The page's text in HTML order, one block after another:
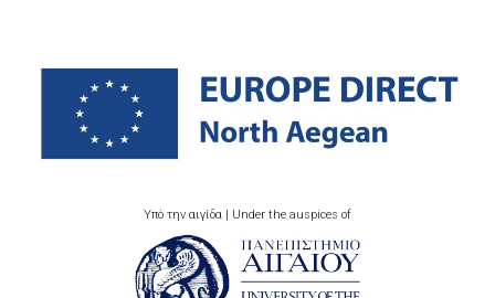
Υπό την αιγίδα | Under the auspices of